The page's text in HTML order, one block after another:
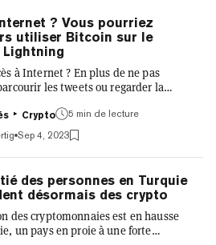
? Vous pourriez
utiliser Bitcoin sur le
Lightning
à Internet ? En plus de ne pas
les tweets ou regarder la
l'absence de connexion signifie
ne peuvent pas effectuer
en Bitcoin. Les chercheurs ont
exploré des solutions pour
ce problème en cas de catastrophes
ou dans des régions du monde où
est plus limité. Le chercheur
sans fil Ahmet Kurt a cité
Crypto
5 min de lecture
Sep 4, 2023
des personnes en Turquie
désormais des crypto
des cryptomonnaies est en hausse
un pays en proie à une forte